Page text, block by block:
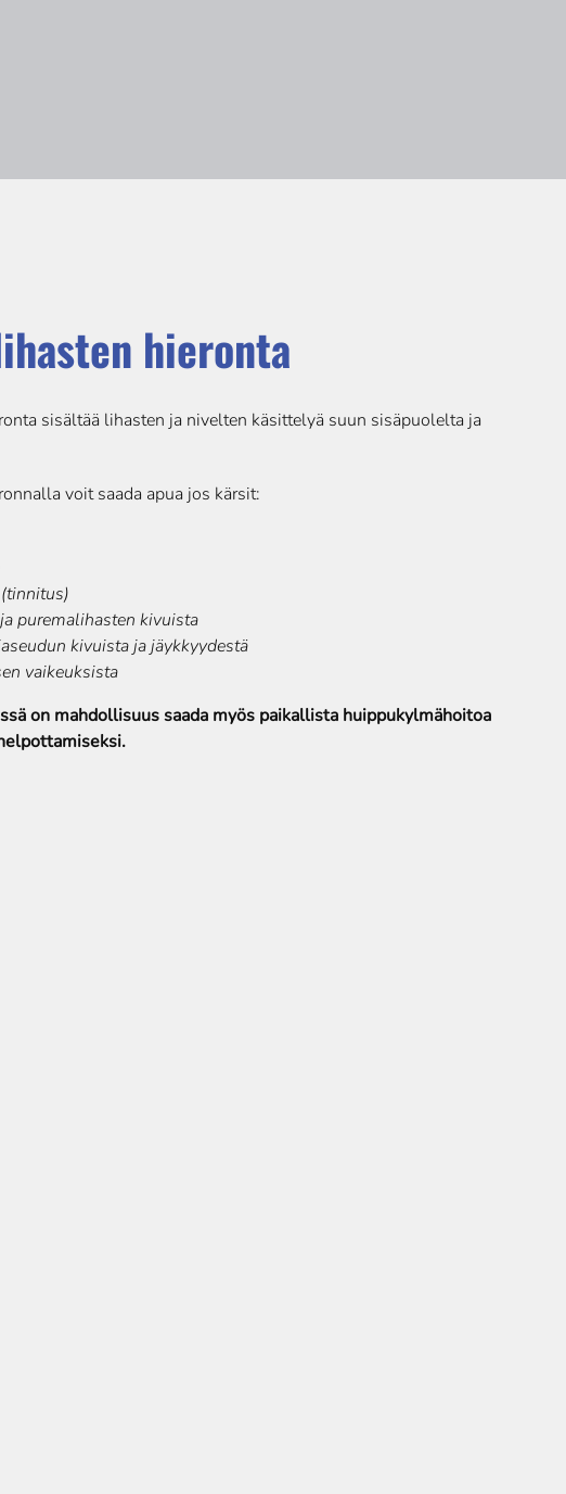
hieronta
sisältää lihasten ja nivelten käsittelyä suun sisäpuolelta ja
voit saada apua jos kärsit:
puremalihasten kivuista
kivuista ja jäykkyydestä
vaikeuksista
on mahdollisuus saada myös paikallista huippukylmähoitoa